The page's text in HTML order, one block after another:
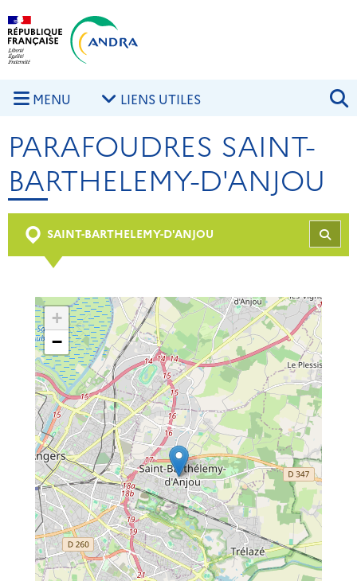
Aller au contenu principal
MENU LIENS UTILES
PARAFOUDRES SAINT-
BARTHELEMY-D'ANJOU
SAINT-BARTHELEMY-D'ANJOU
+
−